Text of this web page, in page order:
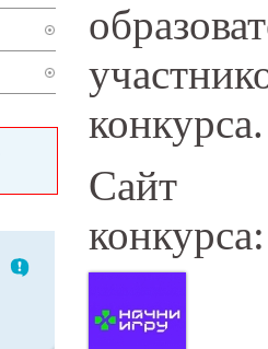
конкурса.
Сайт